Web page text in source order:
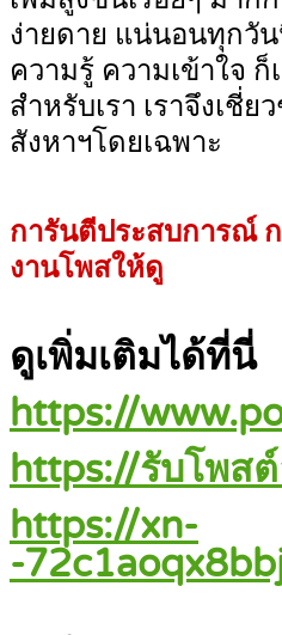
ง่ายดาย แน่นอนทุกวั
ความรู้ ความเข้าใจ ก็
สำหรับเรา เราจึงเชี่
สังหาฯโดยเฉพาะ
การันตีประสบการณ์
งานโพสให้ดู
ดูเพิ่มเติมได้ที่นี่
https://
https://รับโพส
https://xn-
-